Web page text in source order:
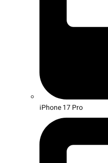
iPhone 17 Pro